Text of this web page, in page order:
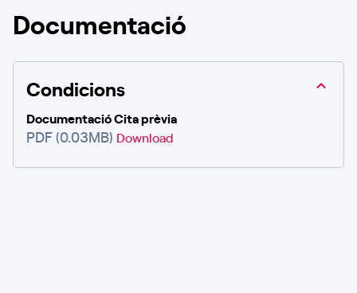
Documentació
Condicions
Documentació Cita prèvia
PDF (0.03MB) Download